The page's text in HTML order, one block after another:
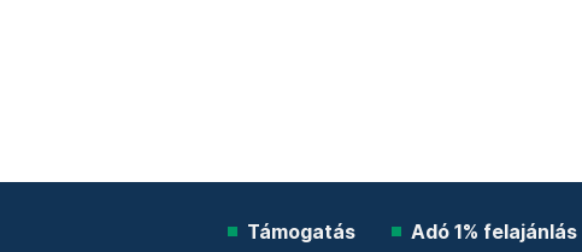
Támogatás Adó 1% felajánlás